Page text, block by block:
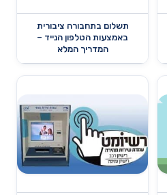
תשלום בתחבורה ציבורית
באמצעות הטלפון הנייד –
המדריך המלא